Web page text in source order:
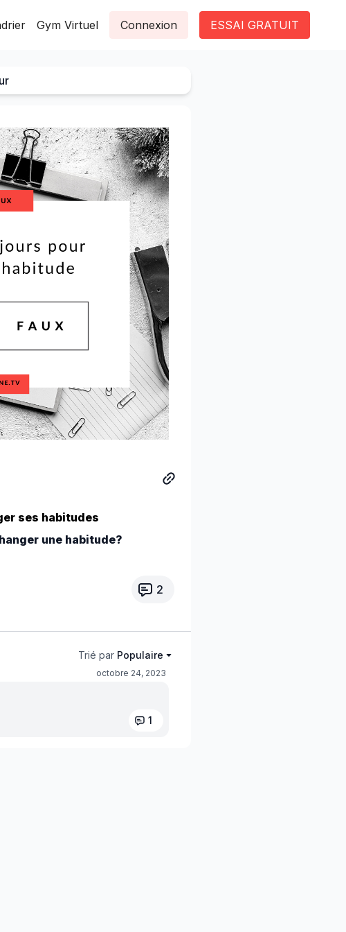
Gym Virtuel Connexion ESSAI GRATUIT
ses habitudes
une habitude?
2
Trié par Populaire
octobre 24, 2023
1